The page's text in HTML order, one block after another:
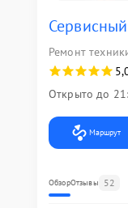
Ремонт
Открыто до
Маршрут
ОбзорОтзывы 52